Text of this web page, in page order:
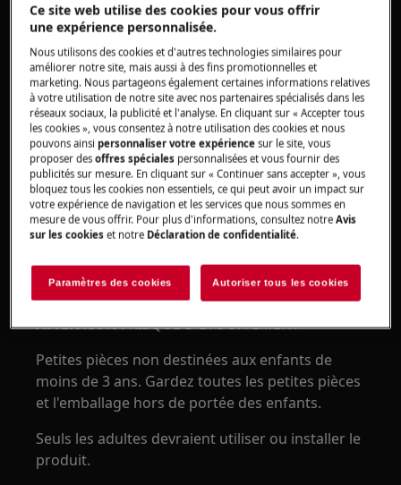
ATTENTION !RISQUE DE PINCEMENT
Portez des gants de sécurité si vous effectuez
des travaux de maintenance ou de réparation
impliquant des courroies.
ATTENTION !RISQUE D'ÉTOUFFEMENT
Petites pièces non destinées aux enfants de
moins de 3 ans. Gardez toutes les petites pièces
et l'emballage hors de portée des enfants.
Seuls les adultes devraient utiliser ou installer le
produit.
Ce site web utilise des cookies pour vous offrir
une expérience personnalisée.
Nous utilisons des cookies et d'autres technologies similaires pour
améliorer notre site, mais aussi à des fins promotionnelles et
marketing. Nous partageons également certaines informations relatives
à votre utilisation de notre site avec nos partenaires spécialisés dans les
réseaux sociaux, la publicité et l'analyse. En cliquant sur « Accepter tous
les cookies », vous consentez à notre utilisation des cookies et nous
pouvons ainsipersonnaliser votre expériencesur le site, vous
proposer desoffres spéciales personnalisées et vous fournir des
publicités sur mesure. En cliquant sur « Continuer sans accepter », vous
bloquez tous les cookies non essentiels, ce qui peut avoir un impact sur
votre expérience de navigation et les services que nous sommes en
mesure de vous offrir. Pour plus d'informations, consultez notreAvis
sur les cookieset notre Déclaration de confidentialité.
Paramètres des cookies Autoriser tous les cookies